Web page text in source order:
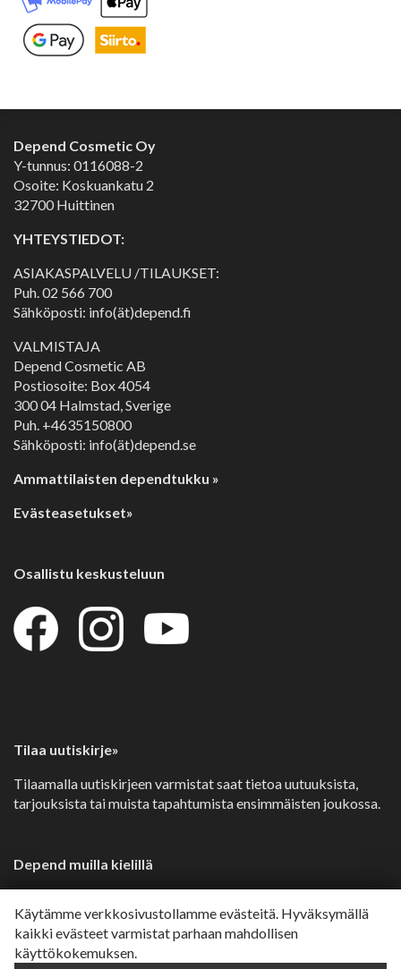
Käytämme verkkosivustollamme evästeitä. Hyväksymällä
kaikki evästeet varmistat parhaan mahdollisen
käyttökokemuksen.
Depend Cosmetic Oy
Y-tunnus: 0116088-2
Osoite: Koskuankatu 2
32700 Huittinen
YHTEYSTIEDOT:
ASIAKASPALVELU /TILAUKSET:
Puh.02 566 700
Sähköposti: info(ät)depend.fi
VALMISTAJA
Depend Cosmetic AB
Postiosoite: Box 4054
300 04 Halmstad, Sverige
Puh. +4635150800
Sähköposti: info(ät)depend.se
Ammattilaisten dependtukku »
Evästeasetukset»
Osallistu keskusteluun
Tilaa uutiskirje»
Tilaamalla uutiskirjeen varmistat saat tietoa uutuuksista,
tarjouksista tai muista tapahtumista ensimmäisten joukossa.
Depend muilla kielillä
Dansk»